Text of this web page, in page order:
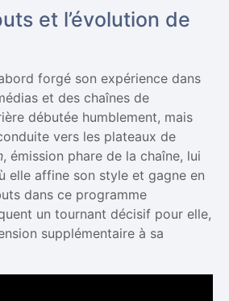
et l’évolution de
forgé son expérience dans
et des chaînes de
débutée humblement, mais
vers les plateaux de
, émission phare de la chaîne, lui
elle affine son style et gagne en
dans ce programme
un tournant décisif pour elle,
supplémentaire à sa